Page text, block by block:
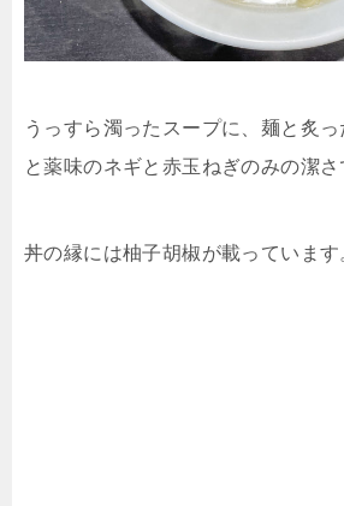
うっすら濁ったスープに、麺と炙
と薬味のネギと赤玉ねぎのみの潔さ
丼の縁には柚子胡椒が載っています